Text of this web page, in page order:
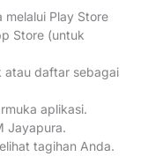
melalui Play Store
Store (untuk
atau daftar sebagai
aplikasi.
Jayapura.
tagihan Anda.